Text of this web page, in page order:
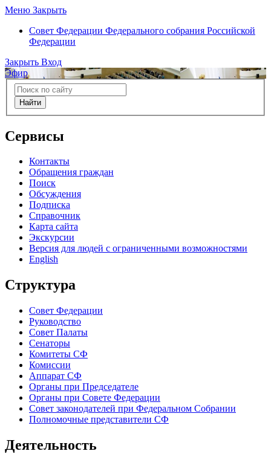
Меню Закрыть
Совет Федерации Федерального собрания Российской
Федерации
Закрыть Вход
Эфир
Найти
Сервисы
Контакты
Обращения граждан
Поиск
Обсуждения
Подписка
Справочник
Карта сайта
Экскурсии
Версия для людей с ограниченными возможностями
English
Структура
Совет Федерации
Руководство
Совет Палаты
Сенаторы
Комитеты СФ
Комиссии
Аппарат СФ
Органы при Председателе
Органы при Совете Федерации
Совет законодателей при Федеральном Собрании
Полномочные представители СФ
Деятельность